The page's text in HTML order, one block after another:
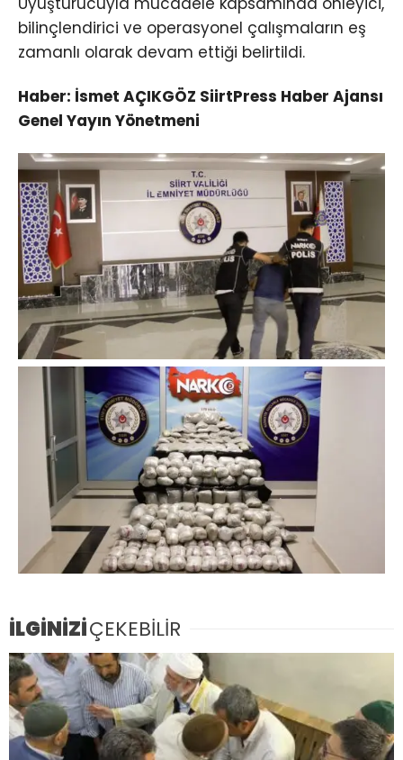
bilinçlendirici ve operasyonel çalışmaların eş
zamanlı olarak devam ettiği belirtildi.
Haber: İsmet AÇIKGÖZ SiirtPress Haber Ajansı
Genel Yayın Yönetmeni
İLGİNİZİÇEKEBİLİR